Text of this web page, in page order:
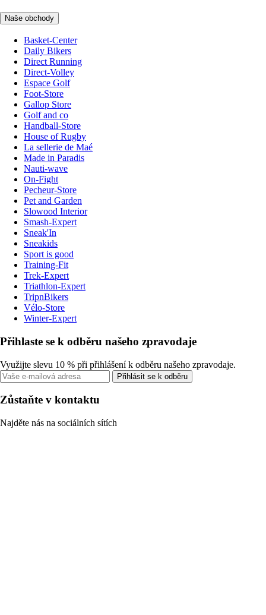
Naše obchody
Basket-Center
Daily Bikers
Direct Running
Direct-Volley
Espace Golf
Foot-Store
Gallop Store
Golf and co
Handball-Store
House of Rugby
La sellerie de Maé
Made in Paradis
Nauti-wave
On-Fight
Pecheur-Store
Pet and Garden
Slowood Interior
Smash-Expert
Sneak'In
Sneakids
Sport is good
Training-Fit
Trek-Expert
Triathlon-Expert
TripnBikers
Vélo-Store
Winter-Expert
Přihlaste se k odběru našeho zpravodaje
Využijte slevu 10 % při přihlášení k odběru našeho zpravodaje.
Přihlásit se k odběru
Zůstaňte v kontaktu
Najděte nás na sociálních sítích